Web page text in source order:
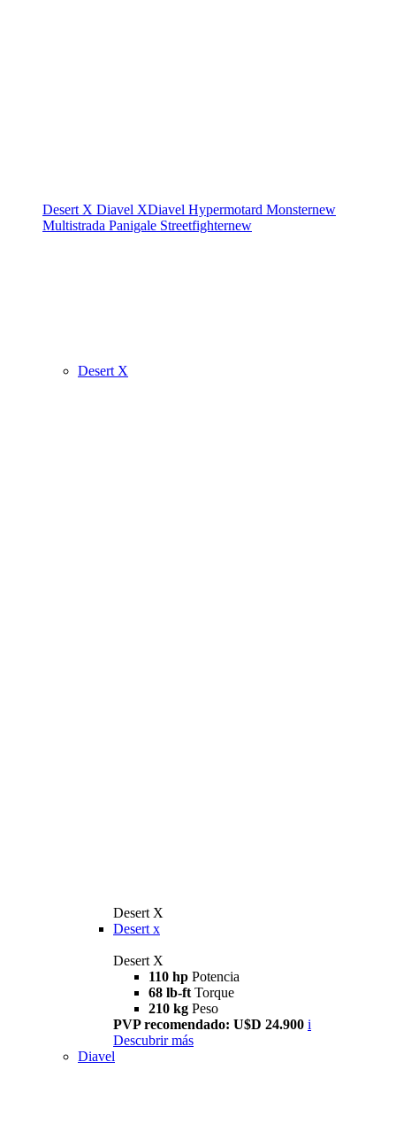
Desert X Diavel XDiavel Hypermotard Monsternew
Multistrada Panigale Streetfighternew
Desert X
Desert X
Desert x
Desert X
110 hp Potencia
68 lb-ft Torque
210 kg Peso
PVP recomendado: U$D 24.900 i
Descubrir más
Diavel